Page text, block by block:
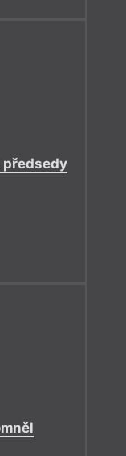
předsedy